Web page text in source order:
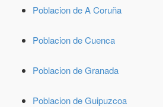
Poblacion de A Coruña
Poblacion de Cuenca
Poblacion de Granada
Poblacion de Guipuzcoa